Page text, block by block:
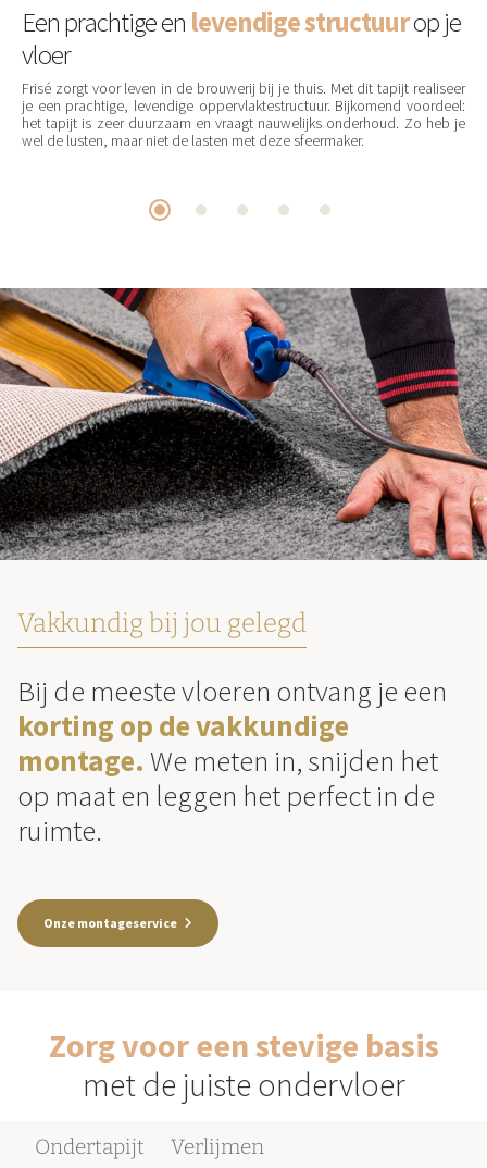
Een prachtige en levendige structuurop je
vloer
Frisé zorgt voor leven in de brouwerij bij je thuis. Met dit tapijt realiseer
je een prachtige, levendige oppervlaktestructuur. Bijkomend voordeel:
het tapijt is zeer duurzaam en vraagt nauwelijks onderhoud. Zo heb je
wel de lusten, maar niet de lasten met deze sfeermaker.
Vakkundig bij jou gelegd
Bij de meeste vloeren ontvang je een
korting op de vakkundige
montage. We meten in, snijden het
op maat en leggen het perfect in de
ruimte.
Onze montageservice
Zorg voor een stevige basis
met de juiste ondervloer
Ondertapijt Verlijmen